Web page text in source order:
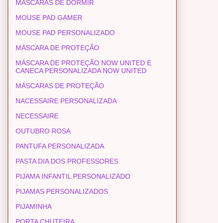
MASCARAS DE DORMIR
MOUSE PAD GAMER
MOUSE PAD PERSONALIZADO
MÁSCARA DE PROTEÇÃO
MÁSCARA DE PROTEÇÃO NOW UNITED E
CANECA PERSONALIZADA NOW UNITED
MÁSCARAS DE PROTEÇÃO
NACESSAIRE PERSONALIZADA
NECESSAIRE
OUTUBRO ROSA
PANTUFA PERSONALIZADA
PASTA DIA DOS PROFESSORES
PIJAMA INFANTIL PERSONALIZADO
PIJAMAS PERSONALIZADOS
PIJAMINHA
PORTA CHUTEIRA